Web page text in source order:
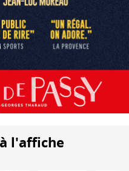
l'affiche